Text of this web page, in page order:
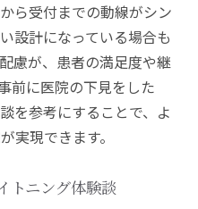
ホワイトニング医院の
ワイトニング医院を探
える相場と選定術
予算設定のポイント
ぶホワイトニング医院
ら受付までの動線がシン
設計になっている場合も
慮が、患者の満足度や継
前に医院の下見をした
を参考にすることで、よ
実現できます。
トニング体験談